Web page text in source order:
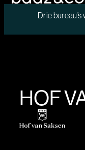
Drie
HOF